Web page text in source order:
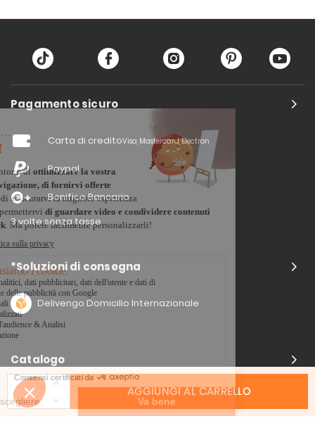
AGGIUNGI AL CARRELLO
Pagamento sicuro
Carta di creditoVisa, Mastercard, Electron
Paypal
Bonifico Bancario
3 volte senza tasse
*Soluzioni di consegna
Delivengo Domicilio Internazionale
Catalogo